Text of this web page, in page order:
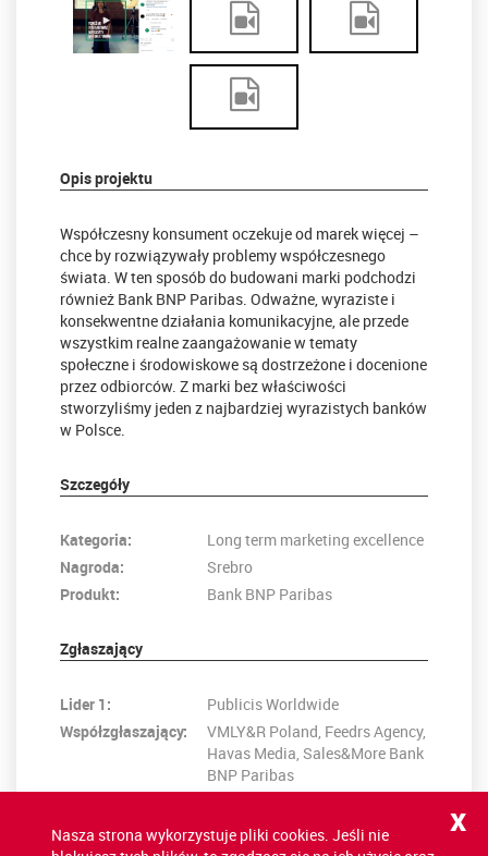
Opis projektu
Współczesny konsument oczekuje od marek więcej –
chce by rozwiązywały problemy współczesnego
świata. W ten sposób do budowani marki podchodzi
również Bank BNP Paribas. Odważne, wyraziste i
konsekwentne działania komunikacyjne, ale przede
wszystkim realne zaangażowanie w tematy
społeczne i środowiskowe są dostrzeżone i docenione
przez odbiorców. Z marki bez właściwości
stworzyliśmy jeden z najbardziej wyrazistych banków
w Polsce.
Szczegóły
Kategoria:
Long term marketing excellence
Nagroda:
Srebro
Produkt:
Bank BNP Paribas
Zgłaszający
Lider 1:
Publicis Worldwide
Współzgłaszający:
VMLY&R Poland, Feedrs Agency,
Havas Media, Sales&More Bank
BNP Paribas
POWRÓT NA LISTĘ
x
Nasza strona wykorzystuje pliki cookies. Jeśli nie